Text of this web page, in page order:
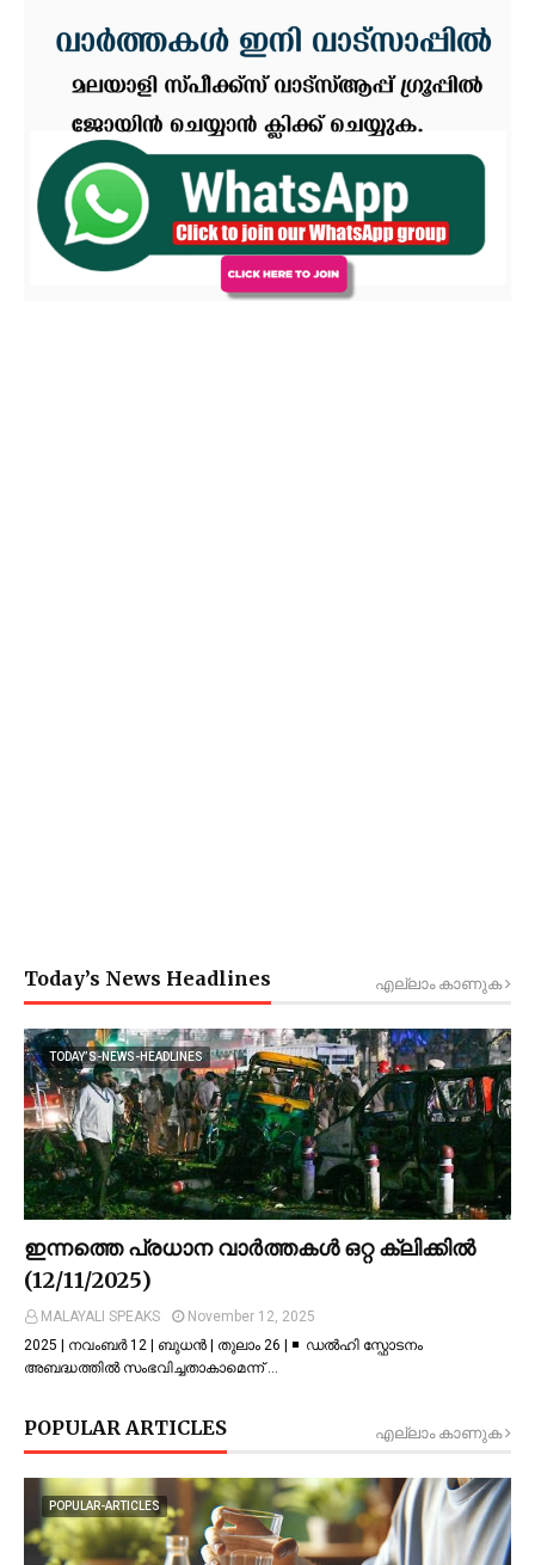
Today’s News Headlines എല്ലാം കാണുക
TODAY’S-NEWS-HEADLINES
ഇന്നത്തെ പ്രധാന വാർത്തകൾ ഒറ്റ ക്ലിക്കിൽ
(12/11/2025)
MALAYALI SPEAKS
November 12, 2025
2025 | നവംബർ 12 | ബുധൻ | തുലാം 26 | ◾ ഡല്‍ഹി സ്ഫോടനം
അബദ്ധത്തില്‍ സംഭവിച്ചതാകാമെന്ന് …
POPULAR ARTICLES എല്ലാം കാണുക
POPULAR-ARTICLES